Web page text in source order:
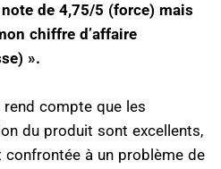
de 4,75/5 (force) mais
chiffre d’affaire
».
rend compte que les
du produit sont excellents,
confrontée à un problème de